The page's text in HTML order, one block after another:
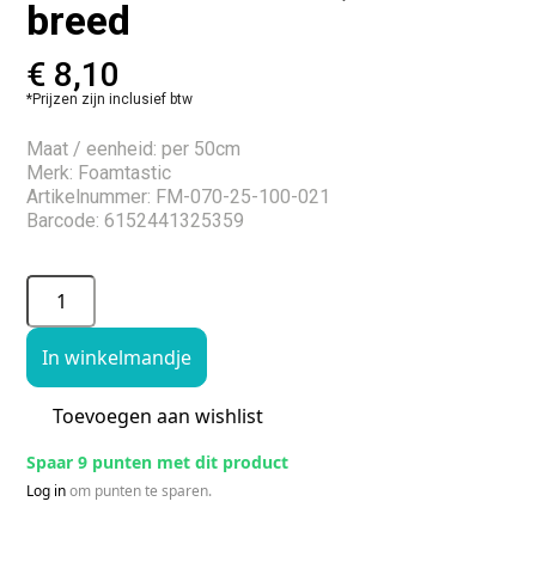
breed
€ 8,10
*Prijzen zijn inclusief btw
Maat / eenheid: per 50cm
Merk: Foamtastic
Artikelnummer: FM-070-25-100-021
Barcode: 6152441325359
In winkelmandje
Toevoegen aan wishlist
Spaar 9 punten met dit product
Log inom punten te sparen.